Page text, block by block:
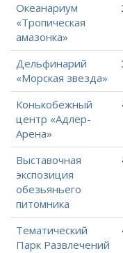
Океанариум
«Тропическая
амазонка»
Дельфинарий
«Морская звезда»
Конькобежный
центр «Адлер-
Арена»
Выставочная
экспозиция
обезьяньего
питомника
Тематический
Парк Развлечений